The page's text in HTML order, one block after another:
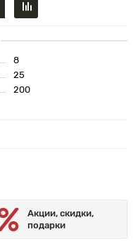
8
25
200
Акции, скидки,
подарки